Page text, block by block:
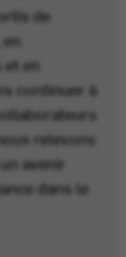
de
en
continuer à
relevons
avenir
dans le